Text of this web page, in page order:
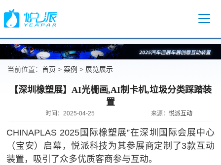
当前位置： 首页 > 案例 > 展览展示
【深圳橡塑展】AI光栅画,AI制卡机,垃圾分类踩踏装
置
时间：2025-04-25 来源： 悦派互动
CHINAPLAS 2025国际橡塑展”在深圳国际会展中心
（宝安）启幕，悦派科技为其参展商定制了3款互动
装置，吸引了众多优质客商参与互动。